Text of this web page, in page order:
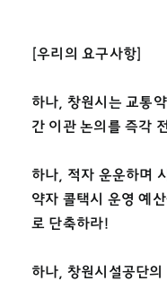
[우리의 요구사항]
하나, 창원시는 교통
간 이관 논의를 즉각
하나, 적자 운운하며
약자 콜택시 운영 예
로 단축하라!
하나, 창원시설공단의